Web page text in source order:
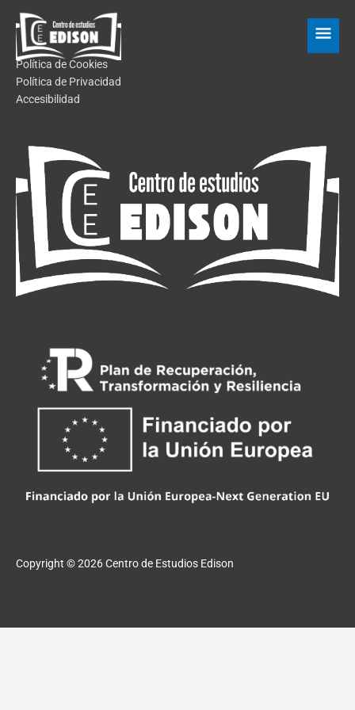
content
Main
Política de Cookies
Política de Privacidad
Accesibilidad
Copyright © 2026Centro de Estudios Edison